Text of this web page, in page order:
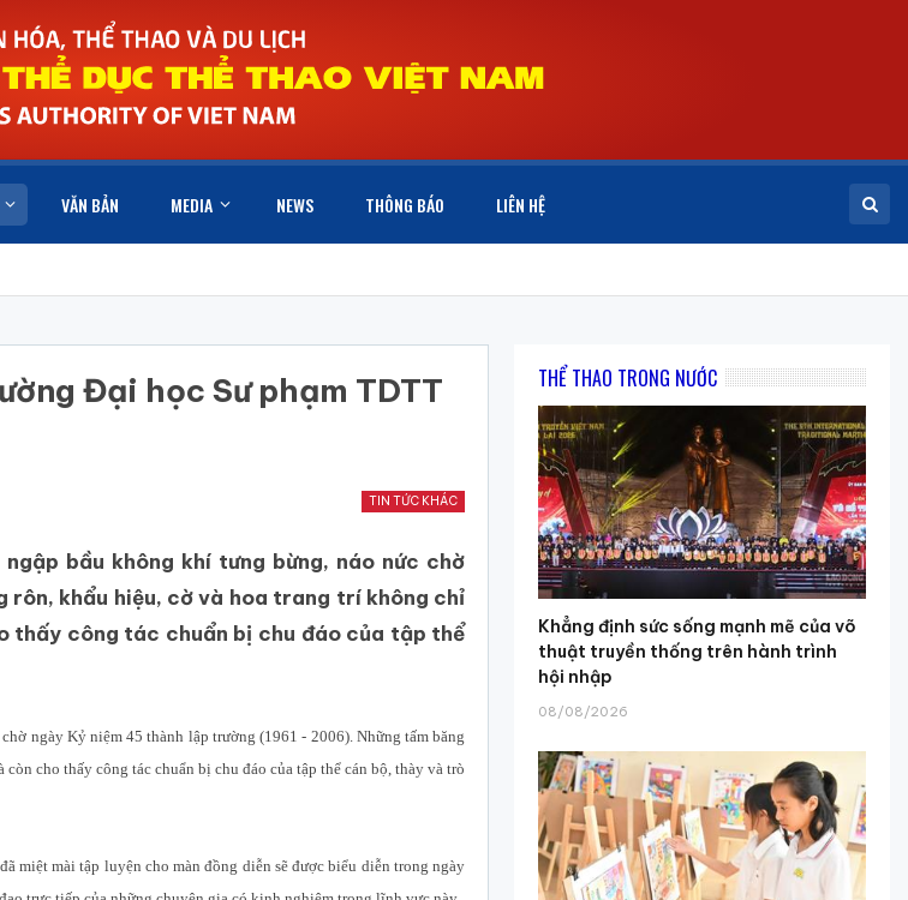
VĂN BẢN MEDIA NEWS THÔNG BÁO LIÊN HỆ
Đại học Sư phạm TDTT
TIN TỨC KHÁC
bầu không khí tưng bừng, náo nức chờ
rôn, khẩu hiệu, cờ và hoa trang trí không chỉ
thấy công tác chuẩn bị chu đáo của tập thể
ngày Kỷ niệm 45 thành lập trường (1961 - 2006). Những tấm băng
cho thấy công tác chuẩn bị chu đáo của tập thể cán bộ, thày và trò
miệt mài tập luyện cho màn đồng diễn sẽ được biểu diễn trong ngày
THỂ THAO TRONG NƯỚC
Khẳng định sức sống mạnh mẽ của võ
thuật truyền thống trên hành trình
hội nhập
08/08/2026